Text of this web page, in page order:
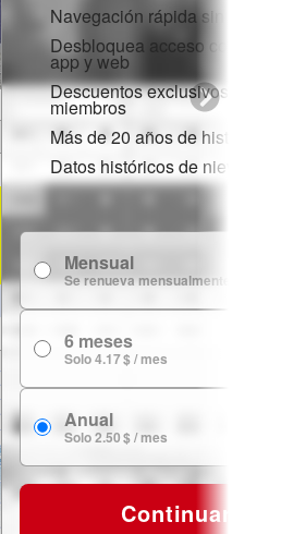
Navegación rápida sin
Desbloquea acceso
app y web
Descuentos exclusivos para
miembros
Más de 20 años de historial
Datos históricos de nieve
Mensual
Se renueva mensualmente
6 meses
Solo 4.17 $ / mes
Anual
Solo 2.50 $ / mes
Continuar